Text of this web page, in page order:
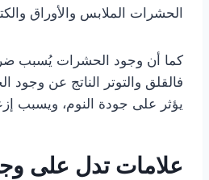
الحشرات الملابس والأوراق
كما أن وجود الحشرات يُسبب
فالقلق والتوتر الناتج عن
يؤثر على جودة النوم، ويسبب
علامات تدل على